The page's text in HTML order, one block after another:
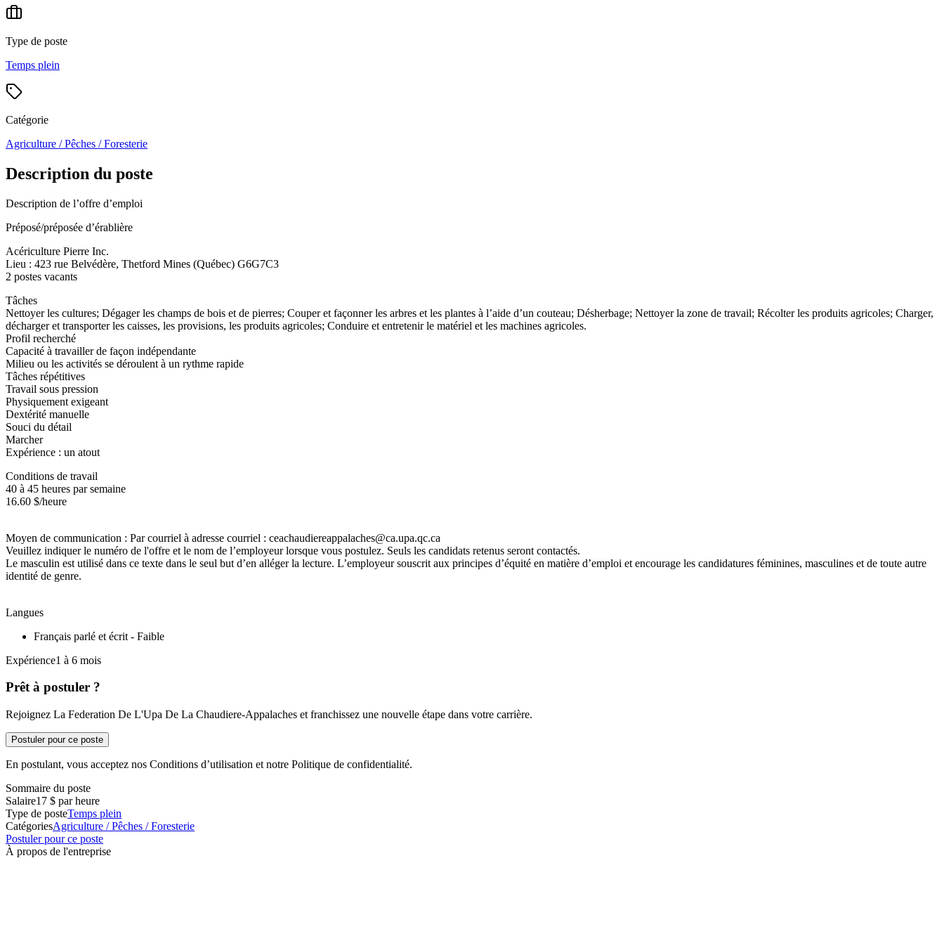
Type de poste
Temps plein
Catégorie
Agriculture / Pêches / Foresterie
Description du poste
Description de l’offre d’emploi
Préposé/préposée d’érablière
Acériculture Pierre Inc.
Lieu : 423 rue Belvédère, Thetford Mines (Québec) G6G7C3
2 postes vacants
Tâches
Nettoyer les cultures; Dégager les champs de bois et de pierres; Couper et façonner les arbres et les plantes à l’aide d’un couteau; Désherbage; Nettoyer la zone de travail; Récolter les produits agricoles; Charger,
décharger et transporter les caisses, les provisions, les produits agricoles; Conduire et entretenir le matériel et les machines agricoles.
Profil recherché
Capacité à travailler de façon indépendante
Milieu ou les activités se déroulent à un rythme rapide
Tâches répétitives
Travail sous pression
Physiquement exigeant
Dextérité manuelle
Souci du détail
Marcher
Expérience : un atout
Conditions de travail
40 à 45 heures par semaine
16.60 $/heure
Moyen de communication : Par courriel à adresse courriel : ceachaudiereappalaches@ca.upa.qc.ca
Veuillez indiquer le numéro de l'offre et le nom de l’employeur lorsque vous postulez. Seuls les candidats retenus seront contactés.
Le masculin est utilisé dans ce texte dans le seul but d’en alléger la lecture. L’employeur souscrit aux principes d’équité en matière d’emploi et encourage les candidatures féminines, masculines et de toute autre
identité de genre.
Langues
Français parlé et écrit - Faible
Expérience1 à 6 mois
Prêt à postuler ?
Rejoignez La Federation De L'Upa De La Chaudiere-Appalaches et franchissez une nouvelle étape dans votre carrière.
Postuler pour ce poste
En postulant, vous acceptez nos Conditions d’utilisation et notre Politique de confidentialité.
Sommaire du poste
Salaire17 $ par heure
Type de posteTemps plein
CatégoriesAgriculture / Pêches / Foresterie
Postuler pour ce poste
À propos de l'entreprise